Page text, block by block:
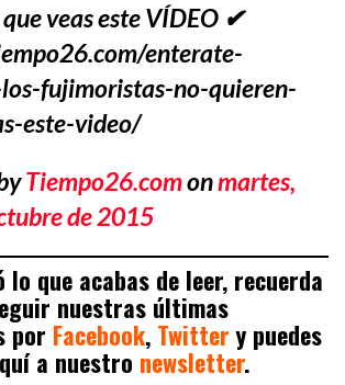
veas este VÍDEO ✔
enterate-
fujimoristas-no-quieren-
este-video/
Tiempo26.comonmartes,
de 2015
que acabas de leer, recuerda
nuestras últimas
por Facebook, Twittery puedes
a nuestro newsletter.